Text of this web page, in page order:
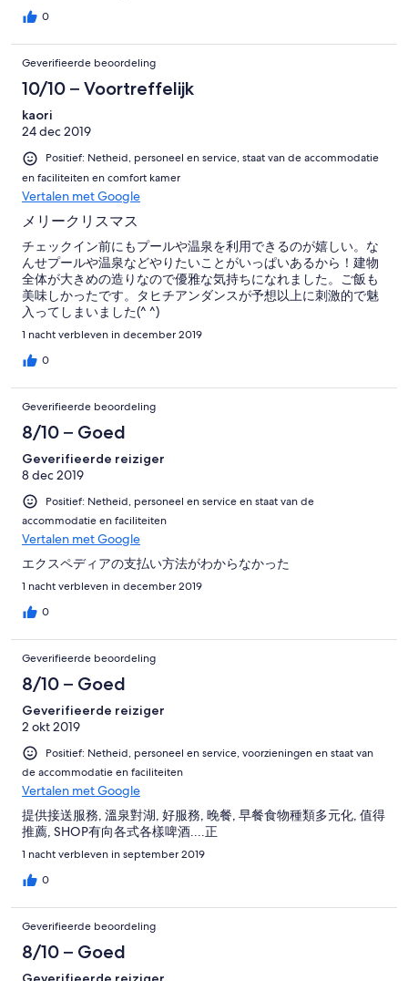
0
Geverifieerde beoordeling
10/10 – Voortreffelijk
kaori
24 dec 2019
Positief: Netheid, personeel en service, staat van de accommodatie
en faciliteiten en comfort kamer
Vertalen met Google
メリークリスマス
チェックイン前にもプールや温泉を利用できるのが嬉しい。な
んせプールや温泉などやりたいことがいっぱいあるから！建物
全体が大きめの造りなので優雅な気持ちになれました。ご飯も
美味しかったです。タヒチアンダンスが予想以上に刺激的で魅
入ってしまいました(^ ^)
1 nacht verbleven in december 2019
0
Geverifieerde beoordeling
8/10 – Goed
Geverifieerde reiziger
8 dec 2019
Positief: Netheid, personeel en service en staat van de
accommodatie en faciliteiten
Vertalen met Google
エクスペディアの支払い方法がわからなかった
1 nacht verbleven in december 2019
0
Geverifieerde beoordeling
8/10 – Goed
Geverifieerde reiziger
2 okt 2019
Positief: Netheid, personeel en service, voorzieningen en staat van
de accommodatie en faciliteiten
Vertalen met Google
提供接送服務, 溫泉對湖, 好服務, 晚餐, 早餐食物種類多元化, 值得
推薦, SHOP有向各式各樣啤酒....正
1 nacht verbleven in september 2019
0
Geverifieerde beoordeling
8/10 – Goed